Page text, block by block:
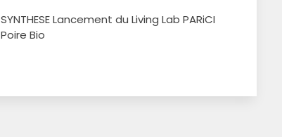
SYNTHESE Lancement du Living Lab PARiCI
Poire Bio